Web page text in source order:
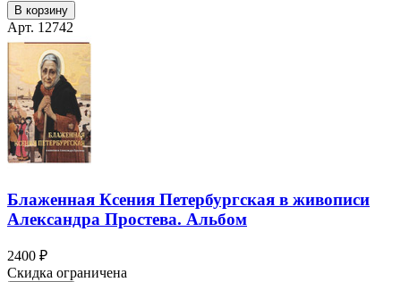
В корзину
Арт. 12742
Блаженная Ксения Петербургская в живописи
Александра Простева. Альбом
2400 ₽
Скидка ограничена